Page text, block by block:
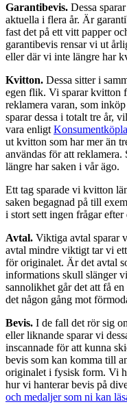
Garantibevis. Dessa
aktuella i flera år. Är
fast det på ett vitt papper
garantibevis rensar vi ut
eller där vi inte längre har
Kvitton. Dessa sitter i
egen flik. Vi sparar kvitton
reklamera varan, som
sparar dessa i totalt tre år,
vara enligt
ut kvitton som har mer än
användas för att
längre har saken i vår ägo.
Ett tag sparade vi kvitton
saken begagnad på till
i stort sett ingen frågar efter
Avtal. Viktiga avtal sparar
avtal mindre viktigt tar vi
för originalet. Är det avtal
informations skull slänger
sannolikhet går det att få
det någon gång mot
Bevis. I de fall det rör sig
eller liknande sparar vi
inscannade för att kunna
bevis som kan komma till
originalet i fysisk form. Vi
hur vi hanterar bevis på
och medaljer som ni kan